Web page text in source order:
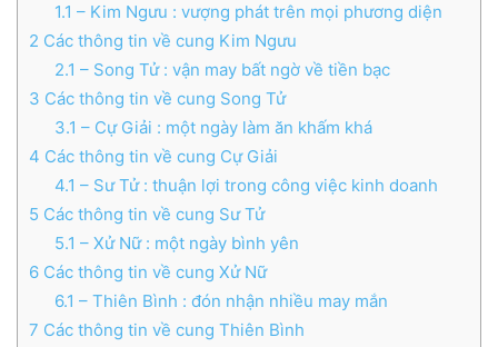
1.1 – Kim Ngưu : vượng phát trên mọi phương diện
2 Các thông tin về cung Kim Ngưu
2.1 – Song Tử : vận may bất ngờ về tiền bạc
3 Các thông tin về cung Song Tử
3.1 – Cự Giải : một ngày làm ăn khấm khá
4 Các thông tin về cung Cự Giải
4.1 – Sư Tử : thuận lợi trong công việc kinh doanh
5 Các thông tin về cung Sư Tử
5.1 – Xử Nữ : một ngày bình yên
6 Các thông tin về cung Xử Nữ
6.1 – Thiên Bình : đón nhận nhiều may mắn
7 Các thông tin về cung Thiên Bình